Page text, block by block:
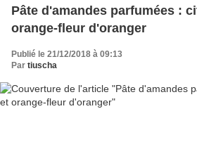
Pâte d'amandes parfumées :
orange-fleur d'oranger
Publié le 21/12/2018 à 09:13
Par tiuscha